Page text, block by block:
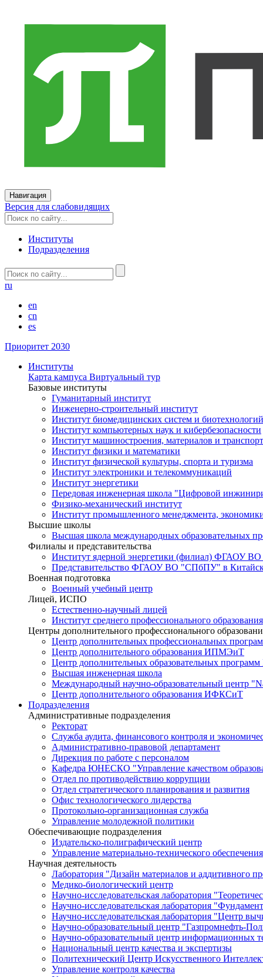
Навигация
Версия для слабовидящих
Институты
Подразделения
ru
en
cn
es
Приоритет 2030
Институты
Карта кампуса Виртуальный тур
Базовые институты
Гуманитарный институт
Инженерно-строительный институт
Институт биомедицинских систем и биотехнологий
Институт компьютерных наук и кибербезопасности
Институт машиностроения, материалов и
Институт физики и математики
Институт физической культуры, спорта и туризма
Институт электроники и телекоммуникаций
Институт энергетики
Передовая инженерная школа "Цифровой
Физико-механический институт
Институт промышленного менеджмента,
Высшие школы
Высшая школа международных образовательных
Филиалы и представительства
Институт ядерной энергетики (филиал) ФГАОУ
Представительство ФГАОУ ВО "СПбПУ" в
Военная подготовка
Военный учебный центр
Лицей, ИСПО
Естественно-научный лицей
Институт среднего профессионального образования
Центры дополнительного профессионального
Центр дополнительных профессиональных
Центр дополнительного образования ИПМЭиТ
Центр дополнительных образовательных
Высшая инженерная школа
Международный научно-образовательный центр
Центр дополнительного образования ИФКСиТ
Подразделения
Административные подразделения
Ректорат
Служба аудита, финансового контроля и
Административно-правовой департамент
Дирекция по работе с персоналом
Кафедра ЮНЕСКО "Управление качеством
Отдел по противодействию коррупции
Отдел стратегического планирования и развития
Офис технологического лидерства
Протокольно-организационная служба
Управление молодежной политики
Обеспечивающие подразделения
Издательско-полиграфический центр
Управление материально-технического обеспечения
Научная деятельность
Лаборатория "Дизайн материалов и аддитивного
Медико-биологический центр
Научно-исследовательская лаборатория
Научно-исследовательская лаборатория
Научно-исследовательская лаборатория "Центр
Научно-образовательный центр "Газпромнефть-
Научно-образовательный центр информационных
Национальный центр качества и экспертизы
Политехнический Центр Искусственного
Управление контроля качества